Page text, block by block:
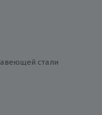
стали